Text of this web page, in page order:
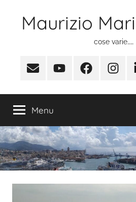
Maurizio
cose varie……
Email YoutubeFacebook
Menu